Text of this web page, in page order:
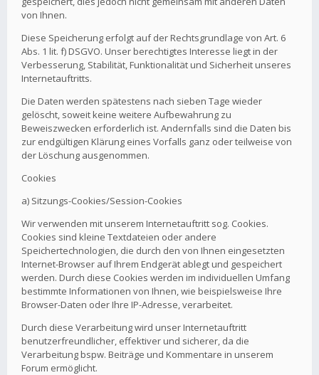
von Ihnen.
Diese Speicherung erfolgt auf der Rechtsgrundlage von Art. 6
Abs. 1 lit. f) DSGVO. Unser berechtigtes Interesse liegt in der
Verbesserung, Stabilität, Funktionalität und Sicherheit unseres
Internetauftritts.
Die Daten werden spätestens nach sieben Tage wieder
gelöscht, soweit keine weitere Aufbewahrung zu
Beweiszwecken erforderlich ist. Andernfalls sind die Daten bis
zur endgültigen Klärung eines Vorfalls ganz oder teilweise von
der Löschung ausgenommen.
Cookies
a) Sitzungs-Cookies/Session-Cookies
Wir verwenden mit unserem Internetauftritt sog. Cookies.
Cookies sind kleine Textdateien oder andere
Speichertechnologien, die durch den von Ihnen eingesetzten
Internet-Browser auf Ihrem Endgerät ablegt und gespeichert
werden. Durch diese Cookies werden im individuellen Umfang
bestimmte Informationen von Ihnen, wie beispielsweise Ihre
Browser-Daten oder Ihre IP-Adresse, verarbeitet.
Durch diese Verarbeitung wird unser Internetauftritt
benutzerfreundlicher, effektiver und sicherer, da die
Verarbeitung bspw. Beiträge und Kommentare in unserem
Forum ermöglicht.